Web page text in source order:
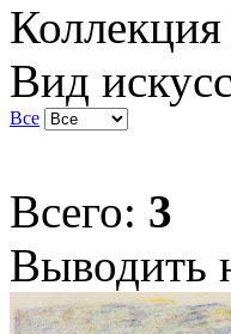
Коллекция
Вид
Все
Всего: 3
Выводить